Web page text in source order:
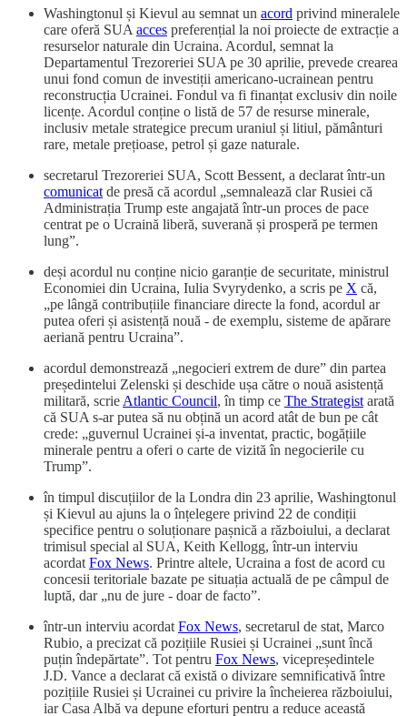
Washingtonul și Kievul au semnat un acord privind mineralele
care oferă SUA acces preferențial la noi proiecte de extracție a
resurselor naturale din Ucraina. Acordul, semnat la
Departamentul Trezoreriei SUA pe 30 aprilie, prevede crearea
unui fond comun de investiții americano-ucrainean pentru
reconstrucția Ucrainei. Fondul va fi finanțat exclusiv din noile
licențe. Acordul conține o listă de 57 de resurse minerale,
inclusiv metale strategice precum uraniul și litiul, pământuri
rare, metale prețioase, petrol și gaze naturale.
secretarul Trezoreriei SUA, Scott Bessent, a declarat într-un
comunicat de presă că acordul „semnalează clar Rusiei că
Administrația Trump este angajată într-un proces de pace
centrat pe o Ucraină liberă, suverană și prosperă pe termen
lung”.
deși acordul nu conține nicio garanție de securitate, ministrul
Economiei din Ucraina, Iulia Svyrydenko, a scris pe X că,
„pe lângă contribuțiile financiare directe la fond, acordul ar
putea oferi și asistență nouă - de exemplu, sisteme de apărare
aeriană pentru Ucraina”.
acordul demonstrează „negocieri extrem de dure” din partea
președintelui Zelenski și deschide ușa către o nouă asistență
militară, scrie Atlantic Council, în timp ce The Strategist arată
că SUA s-ar putea să nu obțină un acord atât de bun pe cât
crede: „guvernul Ucrainei și-a inventat, practic, bogățiile
minerale pentru a oferi o carte de vizită în negocierile cu
Trump”.
în timpul discuțiilor de la Londra din 23 aprilie, Washingtonul
și Kievul au ajuns la o înțelegere privind 22 de condiții
specifice pentru o soluționare pașnică a războiului, a declarat
trimisul special al SUA, Keith Kellogg, într-un interviu
acordat Fox News. Printre altele, Ucraina a fost de acord cu
concesii teritoriale bazate pe situația actuală de pe câmpul de
luptă, dar „nu de jure - doar de facto”.
într-un interviu acordat Fox News, secretarul de stat, Marco
Rubio, a precizat că pozițiile Rusiei și Ucrainei „sunt încă
puțin îndepărtate”. Tot pentru Fox News, vicepreședintele
J.D. Vance a declarat că există o divizare semnificativă între
pozițiile Rusiei și Ucrainei cu privire la încheierea războiului,
iar Casa Albă va depune eforturi pentru a reduce această